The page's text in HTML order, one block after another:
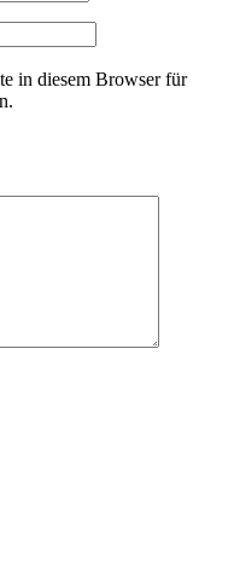
in diesem Browser für